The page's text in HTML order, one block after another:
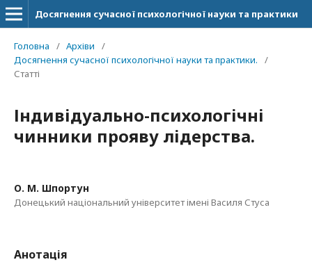
Досягнення сучасної психологічної науки та практики
Головна / Архіви
/
Досягнення сучасної психологічної науки та практики.
/
Статті
Індивідуально-психологічні
чинники прояву лідерства.
О. М. Шпортун
Донецький національний університет імені Василя Стуса
Анотація